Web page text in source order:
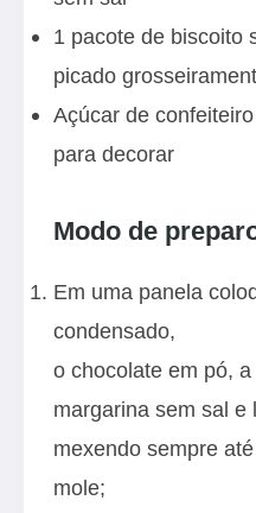
1 pacote de biscoito
picado
Açúcar de
para decorar
Modo de
Em uma panela
condensado,
o chocolate em pó,
margarina sem sal e
mexendo sempre
mole;